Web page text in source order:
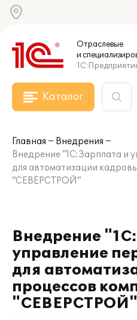
Отраслевые
и
Каталог
Главная
Внедрения
Внедрение "1С:Зарплата и
для автоматизации
"СЕВЕРСТРОЙ"
Внедрение
управление
для
процессов
"СЕВЕРСТРОЙ"